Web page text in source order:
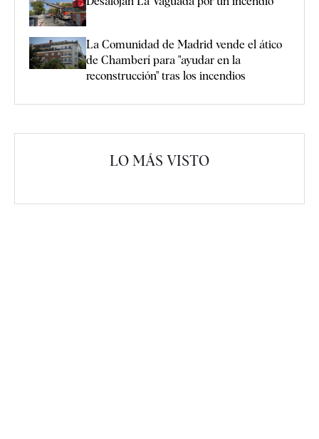
La Comunidad de Madrid vende el ático
de Chamberí para "ayudar en la
reconstrucción" tras los incendios
LO MÁS VISTO